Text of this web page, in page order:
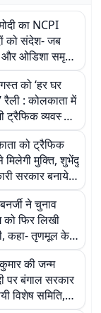
का NCPI
को संदेश- जब
ओडिशा समृद्ध
भी हर तरह
थाको ‘हर घर
रैली : कोलकाता में
ट्रैफिक व्यवस्था,
प्रमुख सड़कें
को ट्रैफिक
मिलेगी मुक्ति, शुभेंदु
सरकार बनायेगी
फ्लाईओवर और
ने चुनाव
फिर लिखी
कहा- तृणमूल के
को न दें और समय,
तेजकी जन्म
पर बंगाल सरकार
विशेष समिति,